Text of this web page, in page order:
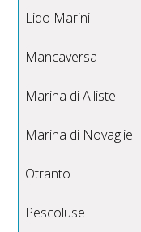
Lido Marini
Mancaversa
Marina di Alliste
Marina di Novaglie
Otranto
Pescoluse